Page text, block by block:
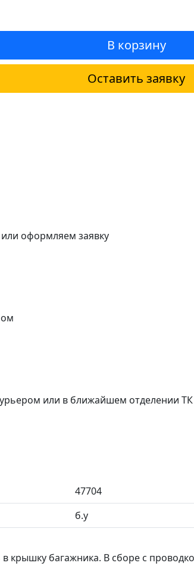
В корзину
Оставить заявку
оформляем заявку
или в ближайшем отделении ТК
47704
б.у
крышку багажника. В сборе с